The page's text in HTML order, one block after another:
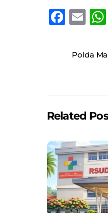
F
c
o
E
ai
Polda
Related